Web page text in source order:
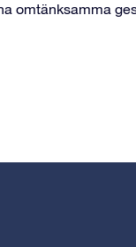
omtänksamma